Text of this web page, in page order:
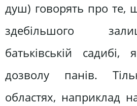
душ) говорять про те,
здебільшого
батьківській садибі,
дозволу панів.
областях, наприклад